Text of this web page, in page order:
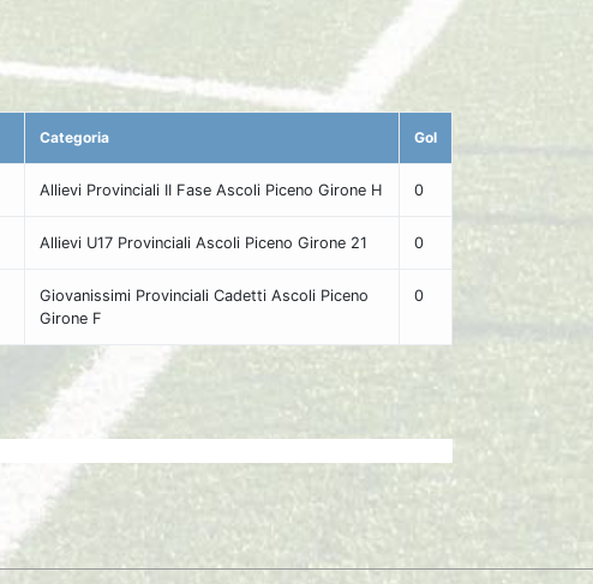
Categoria Gol
Allievi Provinciali II Fase Ascoli Piceno Girone H 0
Allievi U17 Provinciali Ascoli Piceno Girone 21 0
Giovanissimi Provinciali Cadetti Ascoli Piceno
Girone F
0